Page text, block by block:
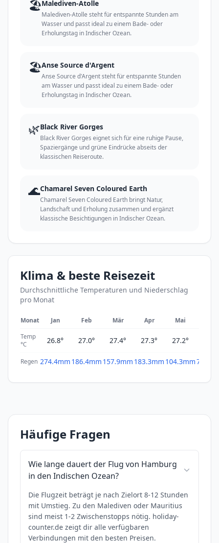
🏖️Malediven-Atolle
Malediven-Atolle steht für entspannte Stunden am
Wasser und passt ideal zu einem Bade- oder
Erholungstag in Indischer Ozean.
🏖️Anse Source d'Argent
Anse Source d'Argent steht für entspannte Stunden
am Wasser und passt ideal zu einem Bade- oder
Erholungstag in Indischer Ozean.
🌿Black River Gorges
Black River Gorges eignet sich für eine ruhige Pause,
Spaziergänge und grüne Eindrücke abseits der
klassischen Reiseroute.
🌊Chamarel Seven Coloured Earth
Chamarel Seven Coloured Earth bringt Natur,
Landschaft und Erholung zusammen und ergänzt
klassische Besichtigungen in Indischer Ozean.
Klima & beste Reisezeit
Durchschnittliche Temperaturen und Niederschlag
pro Monat
Monat Jan Feb Mär Apr Mai
Temp
°C
26.8° 27.0° 27.4° 27.3° 27.2°
Regen 274.4mm 186.4mm 157.9mm 183.3mm 104.3mm
Häufige Fragen
Wie lange dauert der Flug von Hamburg
in den Indischen Ozean?
Die Flugzeit beträgt je nach Zielort 8-12 Stunden
mit Umstieg. Zu den Malediven oder Mauritius
sind meist 1-2 Zwischenstopps nötig. holiday-
counter.de zeigt dir alle verfügbaren
Verbindungen mit den besten Preisen.